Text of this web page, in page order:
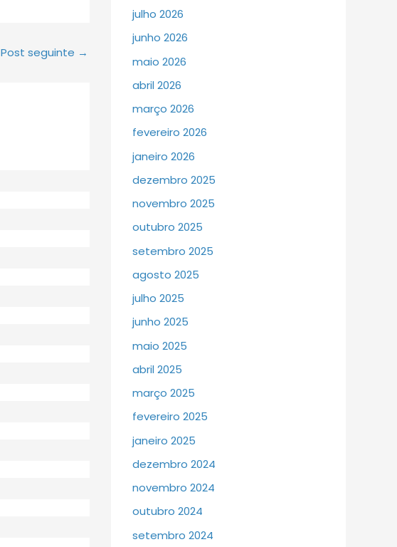
Post seguinte →
julho 2026
junho 2026
maio 2026
abril 2026
março 2026
fevereiro 2026
janeiro 2026
dezembro 2025
novembro 2025
outubro 2025
setembro 2025
agosto 2025
julho 2025
junho 2025
maio 2025
abril 2025
março 2025
fevereiro 2025
janeiro 2025
dezembro 2024
novembro 2024
outubro 2024
setembro 2024